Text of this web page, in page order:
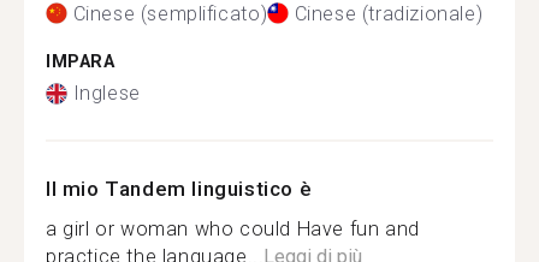
Cinese (semplificato) Cinese (tradizionale)
IMPARA
Inglese
Il mio Tandem linguistico è
a girl or woman who could Have fun and
practice the language...Leggi di più